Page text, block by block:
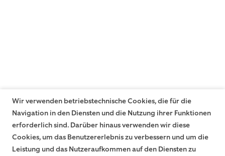
Wir verwenden betriebstechnische Cookies, die für die
Navigation in den Diensten und die Nutzung ihrer Funktionen
erforderlich sind. Darüber hinaus verwenden wir diese
Cookies, um das Benutzererlebnis zu verbessern und um die
Leistung und das Nutzeraufkommen auf den Diensten zu